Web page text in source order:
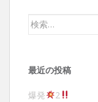
検索:
最近の投稿
爆発 2